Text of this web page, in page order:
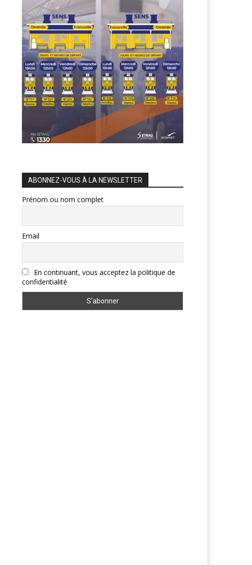
ABONNEZ-VOUS À LA NEWSLETTER
Prénom ou nom complet
Email
En continuant, vous acceptez la politique de
confidentialité